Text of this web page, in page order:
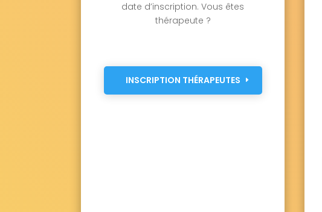
date d’inscription. Vous êtes
thérapeute ?
INSCRIPTION THÉRAPEUTES